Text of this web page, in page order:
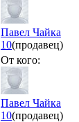
Павел Чайка
10(продавец)
От кого:
Павел Чайка
10(продавец)